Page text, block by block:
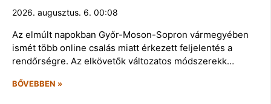
2026. augusztus. 6. 00:08
Az elmúlt napokban Győr-Moson-Sopron vármegyében
ismét több online csalás miatt érkezett feljelentés a
rendőrségre. Az elkövetők változatos módszerekk…
BŐVEBBEN »